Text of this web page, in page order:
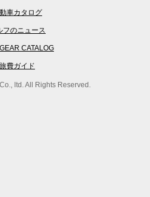
車カタログ
フのニュース
CATALOG
旅費ガイド
ltd. All Rights Reserved.